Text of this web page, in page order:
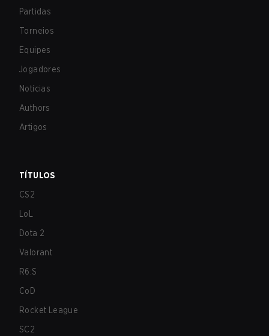
Partidas
Torneios
Equipes
Jogadores
Notícias
Authors
Artigos
TÍTULOS
CS2
LoL
Dota 2
Valorant
R6:S
CoD
Rocket League
SC2